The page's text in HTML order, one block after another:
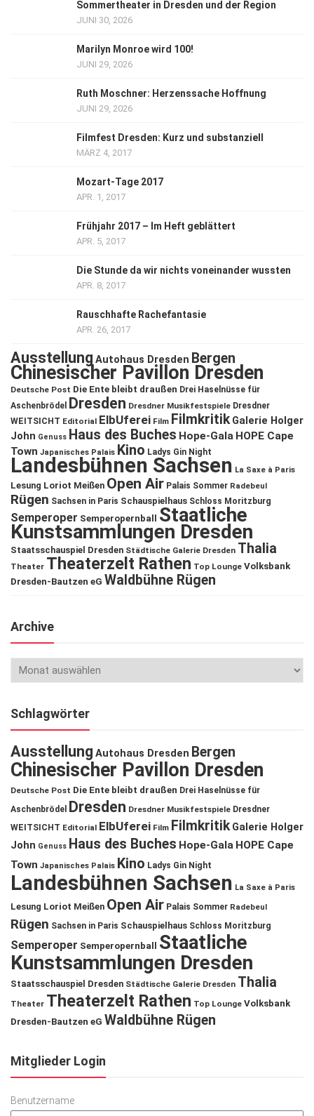
Sommertheater in Dresden und der Region
JUNI 30, 2026
Marilyn Monroe wird 100!
JUNI 29, 2026
Ruth Moschner: Herzenssache Hoffnung
JUNI 29, 2026
Filmfest Dresden: Kurz und substanziell
MÄRZ 4, 2017
Mozart-Tage 2017
APR. 1, 2017
Frühjahr 2017 – Im Heft geblättert
APR. 5, 2017
Die Stunde da wir nichts voneinander wussten
APR. 8, 2017
Rauschhafte Rachefantasie
APR. 26, 2017
Ausstellung Autohaus Dresden Bergen
Chinesischer Pavillon Dresden
Deutsche Post Die Ente bleibt draußen Drei Haselnüsse für
Aschenbrödel
Dresden Dresdner Musikfestspiele Dresdner
WEITSICHT Editorial ElbUferei Film Filmkritik Galerie Holger
John Genuss Haus des Buches Hope-Gala HOPE Cape
Town Japanisches Palais Kino Ladys Gin Night
Landesbühnen Sachsen La Saxe à Paris
Lesung Loriot Meißen Open Air Palais Sommer Radebeul
Rügen Sachsen in Paris Schauspielhaus Schloss Moritzburg
Semperoper Semperopernball Staatliche
Kunstsammlungen Dresden
Staatsschauspiel Dresden Städtische Galerie Dresden Thalia
Theater Theaterzelt Rathen Top Lounge Volksbank
Dresden-Bautzen eG Waldbühne Rügen
Archive
Schlagwörter
Ausstellung Autohaus Dresden Bergen
Chinesischer Pavillon Dresden
Deutsche Post Die Ente bleibt draußen Drei Haselnüsse für
Aschenbrödel
Dresden Dresdner Musikfestspiele Dresdner
WEITSICHT Editorial ElbUferei Film Filmkritik Galerie Holger
John Genuss Haus des Buches Hope-Gala HOPE Cape
Town Japanisches Palais Kino Ladys Gin Night
Landesbühnen Sachsen La Saxe à Paris
Lesung Loriot Meißen Open Air Palais Sommer Radebeul
Rügen Sachsen in Paris Schauspielhaus Schloss Moritzburg
Semperoper Semperopernball
Staatliche
Kunstsammlungen Dresden
Staatsschauspiel Dresden Städtische Galerie Dresden Thalia
Theater Theaterzelt Rathen Top Lounge Volksbank
Dresden-Bautzen eG Waldbühne Rügen
Mitglieder Login
Benutzername